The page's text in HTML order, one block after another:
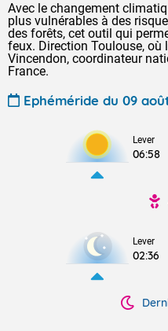
Avec le changement
plus vulnérables à des
des forêts, cet outil qui
feux. Direction Toulouse, où
Vincendon, coordinateur
France.
Ephéméride du 09
Lever
06:58
Lever
02:36